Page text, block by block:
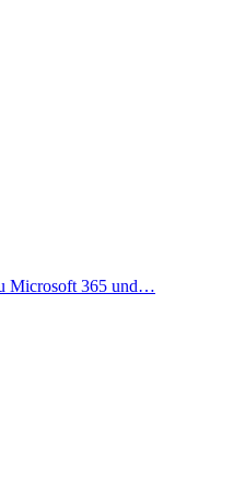
Microsoft 365 und…